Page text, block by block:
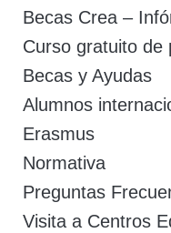
Becas Crea –
Curso gratuito de
Becas y Ayudas
Alumnos
Erasmus
Normativa
Preguntas
Visita a Centros